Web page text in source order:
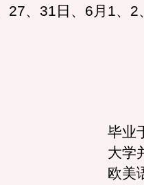
、31日、6月1、2
毕业
大学
欧美